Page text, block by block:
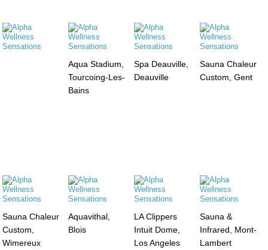
Aqua Stadium,
Tourcoing-Les-
Bains
Spa Deauville,
Deauville
Sauna Chaleur
Custom, Gent
Sauna Chaleur
Custom,
Wimereux
Aquavithal,
Blois
LA Clippers
Intuit Dome,
Los Angeles
Sauna &
Infrared, Mont-
Lambert